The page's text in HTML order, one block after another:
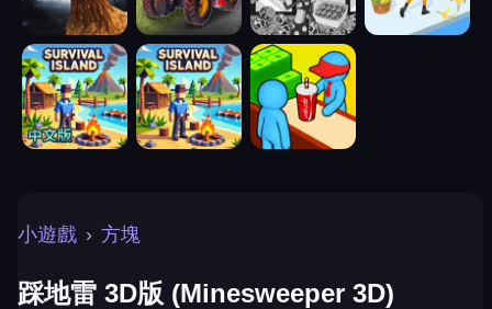
小遊戲 › 方塊
踩地雷 3D版 (Minesweeper 3D)